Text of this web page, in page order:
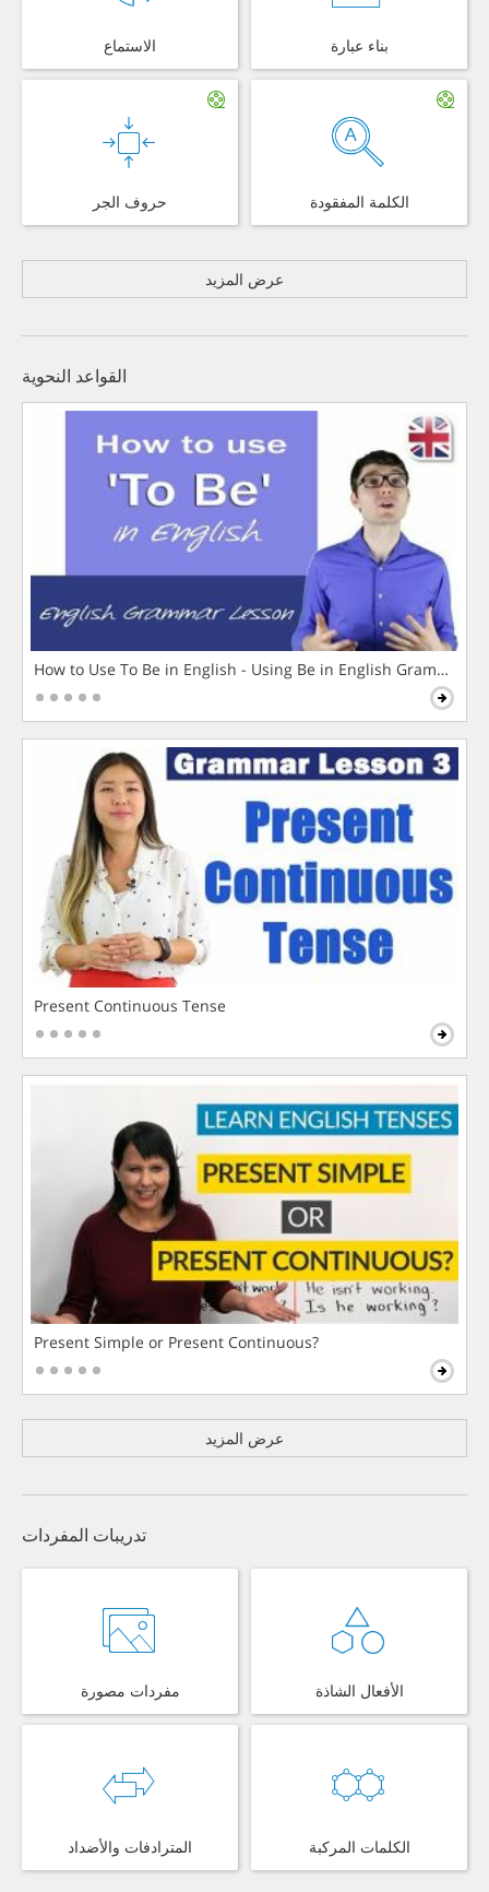
الاستماع بناء عبارة
حروف الجر الكلمة المفقودة
عرض المزيد
القواعد النحوية
How to Use To Be in English - Using Be in English Grammar
Present Continuous Tense
Present Simple or Present Continuous?
عرض المزيد
تدريبات المفردات
مفردات مصورة الأفعال الشاذة
المترادفات والأضداد الكلمات المركبة